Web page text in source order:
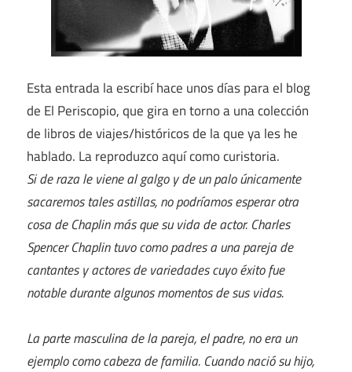
Esta entrada la escribí hace unos días para el blog
de El Periscopio, que gira en torno a una colección
de libros de viajes/históricos de la que ya les he
hablado. La reproduzco aquí como curistoria.
Si de raza le viene al galgo y de un palo únicamente
sacaremos tales astillas, no podríamos esperar otra
cosa de Chaplin más que su vida de actor. Charles
Spencer Chaplin tuvo como padres a una pareja de
cantantes y actores de variedades cuyo éxito fue
notable durante algunos momentos de sus vidas.
La parte masculina de la pareja, el padre, no era un
ejemplo como cabeza de familia. Cuando nació su hijo,